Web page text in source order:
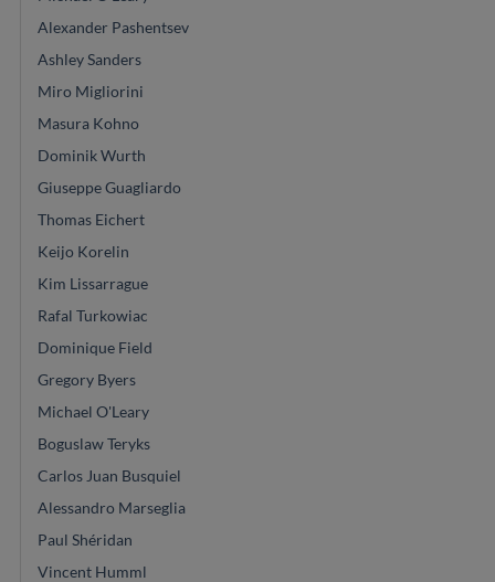
Alexander Pashentsev
Ashley Sanders
Miro Migliorini
Masura Kohno
Dominik Wurth
Giuseppe Guagliardo
Thomas Eichert
Keijo Korelin
Kim Lissarrague
Rafal Turkowiac
Dominique Field
Gregory Byers
Michael O'Leary
Boguslaw Teryks
Carlos Juan Busquiel
Alessandro Marseglia
Paul Shéridan
Vincent Humml